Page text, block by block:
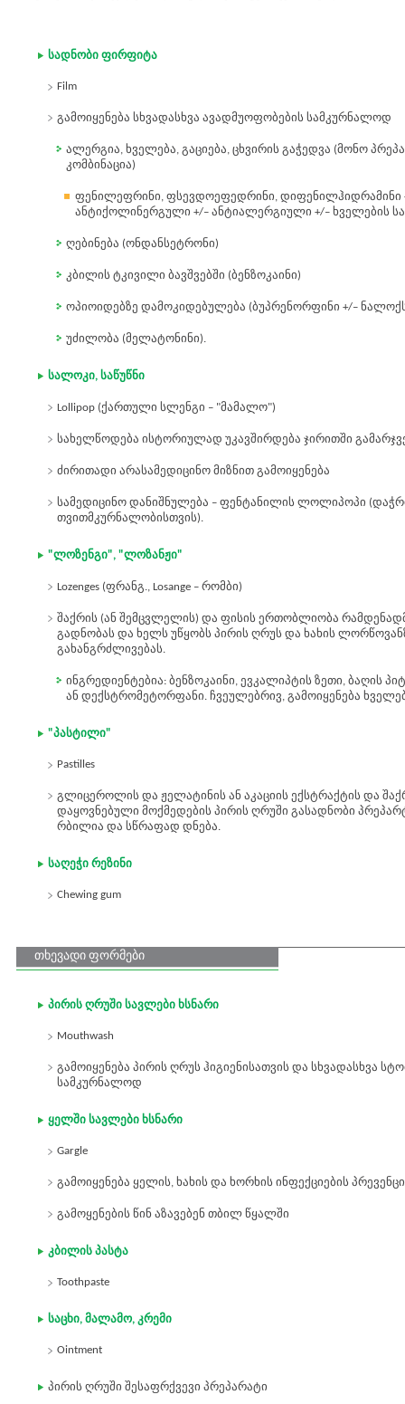
სადნობი ფირფიტა
Film
გამოიყენება სხვადასხვა ავადმუოფობების სამკურნალოდ
ალერგია, ხველება, გაციება, ცხვირის გაჭედვა (მონო
კომბინაცია)
ფენილეფრინი, ფსევდოეფედრინი, დიფენილჰიდრამინი
ანტიქოლინერგული +/– ანტიალერგიული +/– ხველების
ღებინება (ონდანსეტრონი)
კბილის ტკივილი ბავშვებში (ბენზოკაინი)
ოპიოიდებზე დამოკიდებულება (ბუპრენორფინი +/–
უძილობა (მელატონინი).
სალოკი, საწუწნი
Lollipop (ქართული სლენგი – "მამალო")
სახელწოდება ისტორიულად უკავშირდება ჯირითში
ძირითადი არასამედიცინო მიზნით გამოიყენება
სამედიცინო დანიშნულება – ფენტანილის ლოლიპოპი
თვითმკურნალობისთვის).
"ლოზენგი", "ლოზანჟი"
Lozenges (ფრანგ., Losange – რომბი)
შაქრის (ან შემცვლელის) და ფისის ერთობლიობა
გადნობას და ხელს უწყობს პირის ღრუს და ხახის
გახანგრძლივებას.
ინგრედიენტებია: ბენზოკაინი, ევკალიპტის ზეთი, ბაღის
ან დექსტრომეტორფანი. ჩვეულებრივ, გამოიყენება
"პასტილი"
Pastilles
გლიცეროლის და ჟელატინის ან აკაციის ექსტრაქტის და
დაყოვნებული მოქმედების პირის ღრუში გასადნობი
რბილია და სწრაფად დნება.
საღეჭი რეზინი
Chewing gum
თხევადი ფორმები
პირის ღრუში სავლები ხსნარი
Mouthwash
გამოიყენება პირის ღრუს ჰიგიენისათვის და სხვადასხვა
სამკურნალოდ
ყელში სავლები ხსნარი
Gargle
გამოიყენება ყელის, ხახის და ხორხის ინფექციების
გამოყენების წინ აზავებენ თბილ წყალში
კბილის პასტა
Toothpaste
საცხი, მალამო, კრემი
Ointment
პირის ღრუში შესაფრქვევი პრეპარატი